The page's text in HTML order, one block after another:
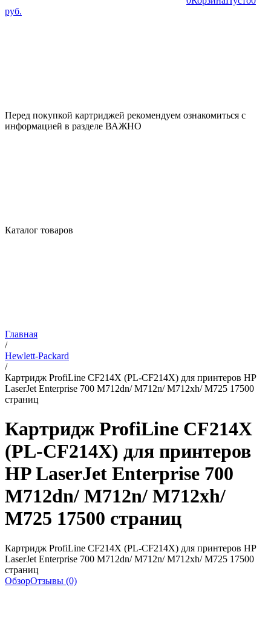
руб.
Перед покупкой картриджей рекомендуем ознакомиться с
информацией в разделе ВАЖНО
Каталог товаров
Главная
/
Hewlett-Packard
/
Картридж ProfiLine CF214X (PL-CF214X) для принтеров HP
LaserJet Enterprise 700 M712dn/ M712n/ M712xh/ M725 17500
страниц
Картридж ProfiLine CF214X
(PL-CF214X) для принтеров
HP LaserJet Enterprise 700
M712dn/ M712n/ M712xh/
M725 17500 страниц
Картридж ProfiLine CF214X (PL-CF214X) для принтеров HP
LaserJet Enterprise 700 M712dn/ M712n/ M712xh/ M725 17500
страниц
ОбзорОтзывы (0)